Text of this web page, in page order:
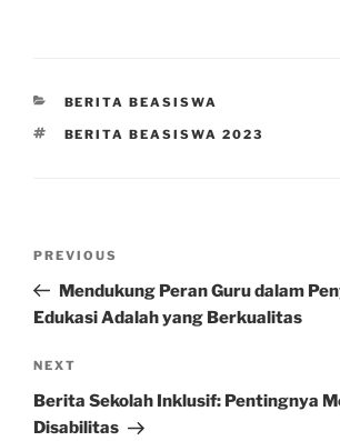
CATEGORIES
BERITA BEASISWA
TAGS
BERITA BEASISWA 2023
Previous
Post
PREVIOUS
Mendukung Peran Guru dalam
Edukasi Adalah yang Berkualitas
Next
Post
NEXT
Berita Sekolah Inklusif: Pentingnya
Disabilitas